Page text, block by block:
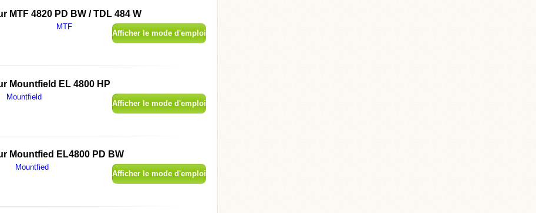
MTF 4820 PD BW / TDL 484 W
MTF
Afficher le mode d'emploi
Mountfield EL 4800 HP
Mountfield
Afficher le mode d'emploi
Mountfied EL4800 PD BW
Mountfied
Afficher le mode d'emploi